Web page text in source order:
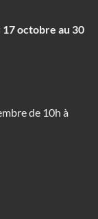
17 octobre au 30
de 10h à